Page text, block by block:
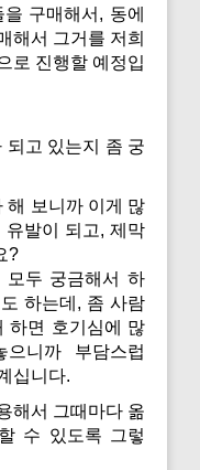
구매해서, 동에
해서 그거를 저희
로 진행할 예정입
되고 있는지 좀 궁
해 보니까 이게 많
유발이 되고, 제막
?
두 궁금해서 하
하는데, 좀 사람
하면 호기심에 많
니까 부담스럽
십니다.
해서 그때마다 옮
수 있도록 그렇